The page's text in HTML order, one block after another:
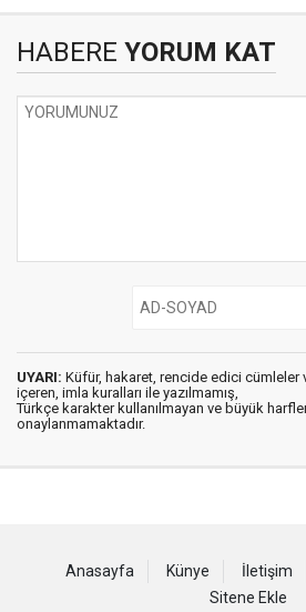
HABERE YORUM KAT
UYARI: Küfür, hakaret, rencide edici cümleler
içeren, imla kuralları ile yazılmamış,
Türkçe karakter kullanılmayan ve büyük
onaylanmamaktadır.
Anasayfa Künye İletişim
Sitene Ekle